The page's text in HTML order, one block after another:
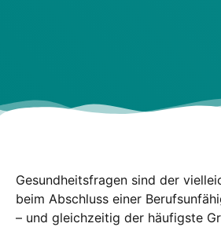
Gesund­heits­fra­gen sind der
beim Abschluss einer
– und gleich­zei­tig der häu­figs­te